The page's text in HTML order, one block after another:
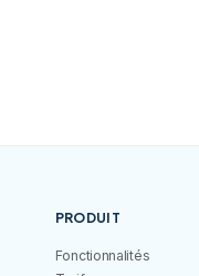
PRODUIT
Fonctionnalités